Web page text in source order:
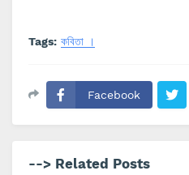
Tags: কবিতা ।
Facebook
--> Related Posts